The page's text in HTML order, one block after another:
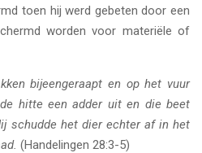
toen hij werd gebeten door een
worden voor materiële of
bijeengeraapt en op het vuur
hitte een adder uit en die beet
schudde het dier echter af in het
(Handelingen 28:3-5)